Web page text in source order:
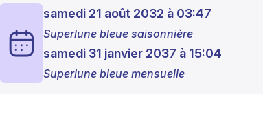
samedi 21 août 2032 à 03:47
Superlune bleue saisonnière
samedi 31 janvier 2037 à 15:04
Superlune bleue mensuelle